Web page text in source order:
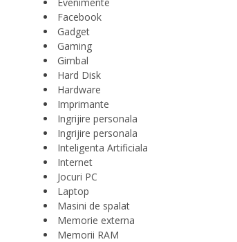
Facebook
Gadget
Gaming
Gimbal
Hard Disk
Hardware
Imprimante
Ingrijire personala
Ingrijire personala
Inteligenta Artificiala
Internet
Jocuri PC
Laptop
Masini de spalat
Memorie externa
Memorii RAM